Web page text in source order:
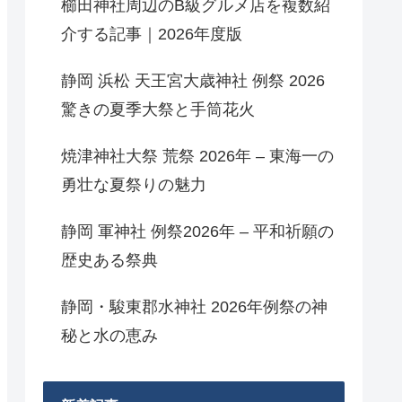
櫛田神社周辺のB級グルメ店を複数紹
介する記事｜2026年度版
静岡 浜松 天王宮大歳神社 例祭 2026
驚きの夏季大祭と手筒花火
焼津神社大祭 荒祭 2026年 – 東海一の
勇壮な夏祭りの魅力
静岡 軍神社 例祭2026年 – 平和祈願の
歴史ある祭典
静岡・駿東郡水神社 2026年例祭の神
秘と水の恵み